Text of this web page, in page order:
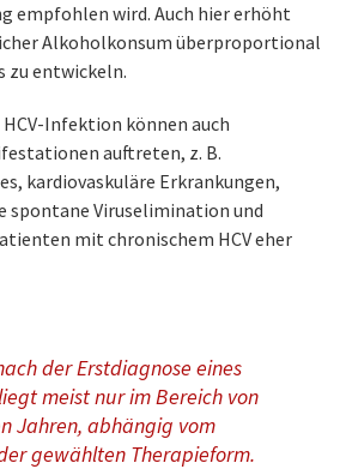
empfohlen wird. Auch hier erhöht
Alkoholkonsum überproportional
zu entwickeln.
Infektion können auch
auftreten, z. B.
kardiovaskuläre Erkrankungen,
spontane Viruselimination und
mit chronischem HCV eher
der Erstdiagnose eines
meist nur im Bereich von
Jahren, abhängig vom
gewählten Therapieform.